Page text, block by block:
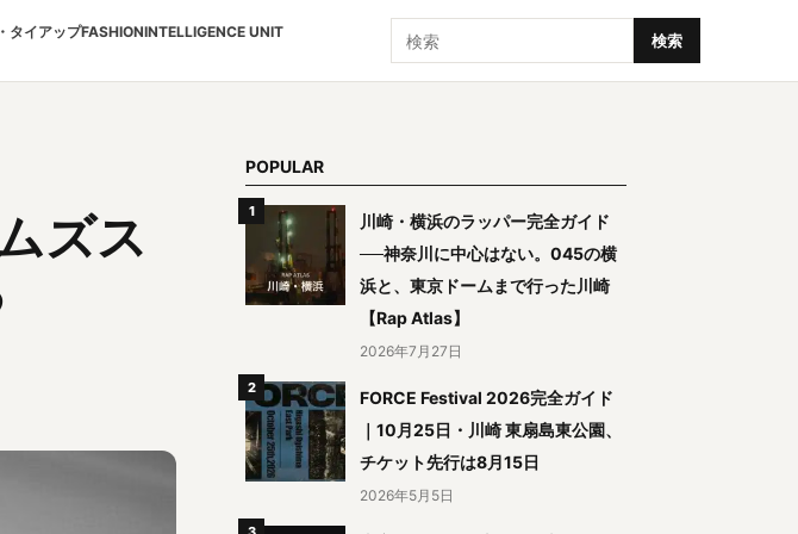
タイアップFASHIONINTELLIGENCE UNIT
検索 検索
ズス
POPULAR
川崎・横浜のラッパー完全ガイド
──神奈川に中心はない。045の横
浜と、東京ドームまで行った川崎
【Rap Atlas】
2026年7月27日
FORCE Festival 2026完全ガイド
｜10月25日・川崎 東扇島東公園、
チケット先行は8月15日
2026年5月5日